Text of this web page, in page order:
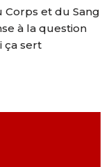
Corps et du Sang
à la question
ça sert